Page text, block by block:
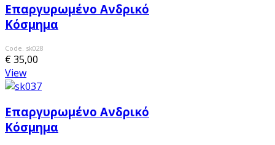
Επαργυρωμένο Ανδρικό
Κόσμημα
Code. sk028
€ 35,00
View
Επαργυρωμένο Ανδρικό
Κόσμημα